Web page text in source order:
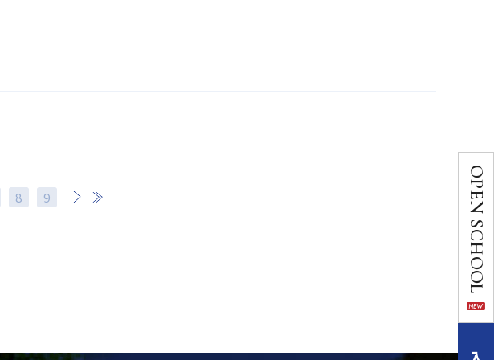
OPEN SCHOOL
8 9
次 最後